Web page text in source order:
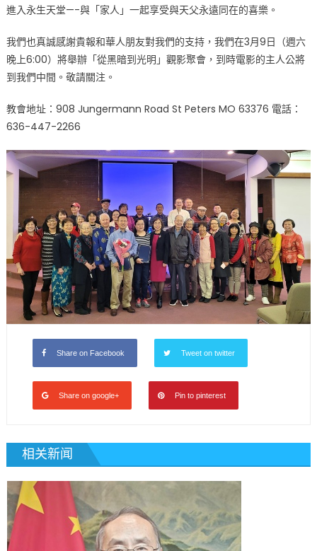
進入永生天堂—-與「家人」一起享受與天父永遠同在的喜樂。
我們也真誠感謝貴報和華人朋友對我們的支持，我們在3月9日（週六
晚上6:00）將舉辦「從黑暗到光明」觀影聚會，到時電影的主人公將
到我們中間。敬請關注。
教會地址：908 Jungermann Road St Peters MO 63376 電話：
636-447-2266
Share on Facebook Tweet on twitter
Share on google+ Pin to pinterest
相关新闻